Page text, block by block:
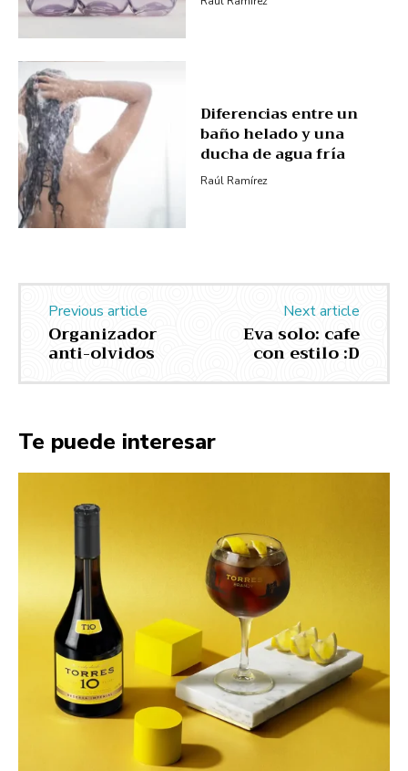
Diferencias entre un
baño helado y una
ducha de agua fría
Raúl Ramírez
Previous article
Organizador
anti-olvidos
Next article
Eva solo: cafe
con estilo :D
Te puede interesar